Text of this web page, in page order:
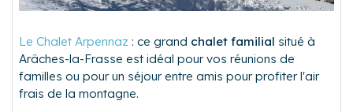
Le Chalet Arpennaz : ce grand chalet familial situé à
Arâches-la-Frasse est idéal pour vos réunions de
familles ou pour un séjour entre amis pour profiter l'air
frais de la montagne.